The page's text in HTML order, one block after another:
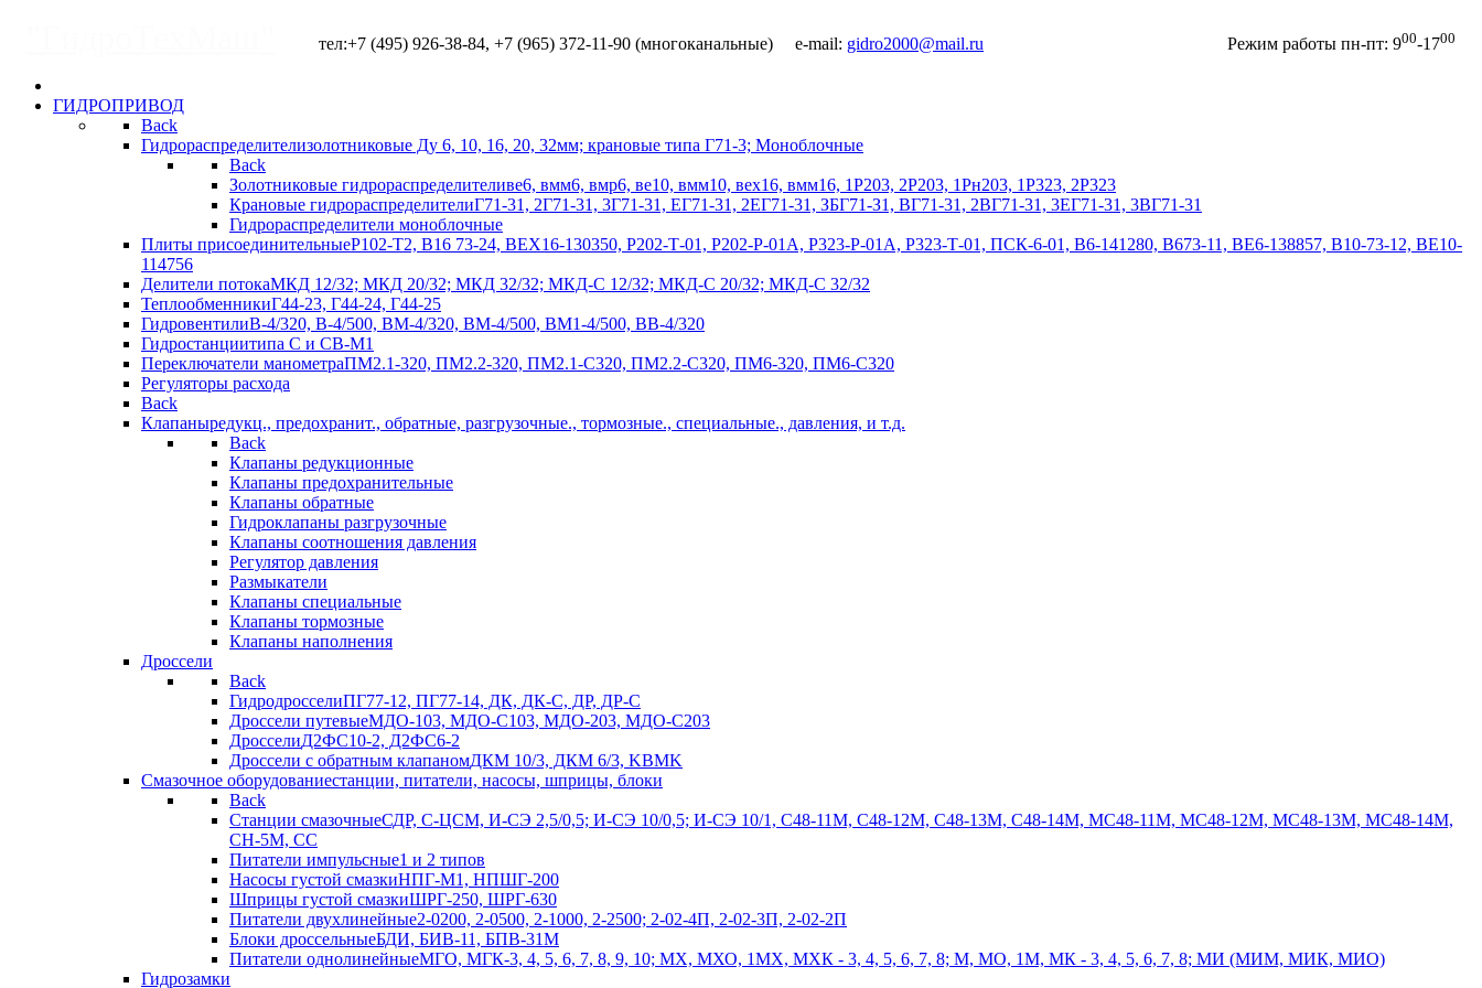
тел:+7 (495) 926-38-84, +7 (965) 372-11-90 (многоканальные) e-mail: Режим работы пн-пт: 900-1700
ГИДРОПРИВОД
Back
Гидрораспределителизолотниковые Ду 6, 10, 16, 20, 32мм; крановые типа Г71-3; Моноблочные
Back
Золотниковые гидрораспределителиве6, вмм6, вмр6, ве10, вмм10, вех16, вмм16, 1Р203, 2Р203, 1Рн203, 1Р323, 2Р323
Крановые гидрораспределителиГ71-31, 2Г71-31, 3Г71-31, ЕГ71-31, 2ЕГ71-31, ЗБГ71-З1, ВГ71-31, 2ВГ71-31, 3EГ71-31, 3BГ71-31
Гидрораспределители моноблочные
Плиты присоединительныеР102-Т2, В16 73-24, ВЕХ16-130350, Р202-Т-01, Р202-Р-01А, Р323-Р-01А, Р323-Т-01, ПСК-6-01, В6-141280, В673-11, ВЕ6-138857, В10-73-12, ВЕ10-
114756
Делители потокаМКД 12/32; МКД 20/32; МКД 32/32; МКД-С 12/32; МКД-С 20/32; МКД-С 32/32
ТеплообменникиГ44-23, Г44-24, Г44-25
ГидровентилиВ-4/320, В-4/500, ВМ-4/320, ВМ-4/500, ВМ1-4/500, ВВ-4/320
Гидростанциитипа С и СВ-М1
Переключатели манометраПМ2.1-320, ПМ2.2-320, ПМ2.1-С320, ПМ2.2-С320, ПМ6-320, ПМ6-С320
Регуляторы расхода
Back
Клапаныредукц., предохранит., обратные, разгрузочные., тормозные., специальные., давления, и т.д.
Back
Клапаны редукционные
Клапаны предохранительные
Клапаны обратные
Гидроклапаны разгрузочные
Клапаны соотношения давления
Регулятор давления
Размыкатели
Клапаны специальные
Клапаны тормозные
Клапаны наполнения
Дроссели
Back
ГидродросселиПГ77-12, ПГ77-14, ДК, ДК-С, ДР, ДР-С
Дроссели путевыеМДО-103, МДО-С103, МДО-203, МДО-С203
ДросселиД2ФС10-2, Д2ФС6-2
Дроссели с обратным клапаномДКМ 10/3, ДКМ 6/3, KBMK
Смазочное оборудованиестанции, питатели, насосы, шприцы, блоки
Back
Станции смазочныеСДР, С-ЦСМ, И-СЭ 2,5/0,5; И-СЭ 10/0,5; И-СЭ 10/1, С48-11М, С48-12М, С48-13М, С48-14М, МС48-11М, МС48-12М, МС48-13М, МС48-14М,
СН-5М, CC
Питатели импульсные1 и 2 типов
Насосы густой смазкиНПГ-М1, НПШГ-200
Шприцы густой смазкиШРГ-250, ШРГ-630
Питатели двухлинейные2-0200, 2-0500, 2-1000, 2-2500; 2-02-4П, 2-02-3П, 2-02-2П
Блоки дроссельныеБДИ, БИВ-11, БПВ-31М
Питатели однолинейныеМГО, МГК-3, 4, 5, 6, 7, 8, 9, 10; МХ, МХО, 1МХ, МХК - 3, 4, 5, 6, 7, 8; М, МО, 1М, МК - 3, 4, 5, 6, 7, 8; МИ (МИМ, МИК, МИО)
Гидрозамки